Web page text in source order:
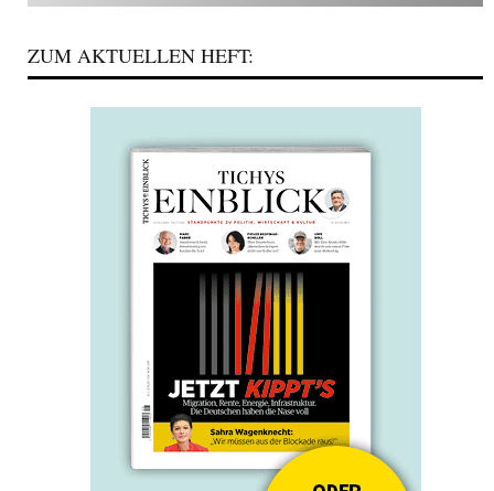
ZUM AKTUELLEN HEFT: